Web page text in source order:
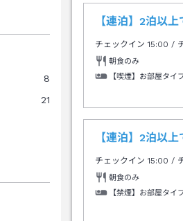
8
21
【連泊】2泊以
チェックイン15:00 /
朝食のみ
【喫煙】お部屋タイ
【連泊】2泊以
チェックイン15:00 /
朝食のみ
【禁煙】お部屋タイ